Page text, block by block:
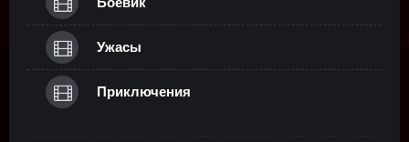
Ужасы
Приключения